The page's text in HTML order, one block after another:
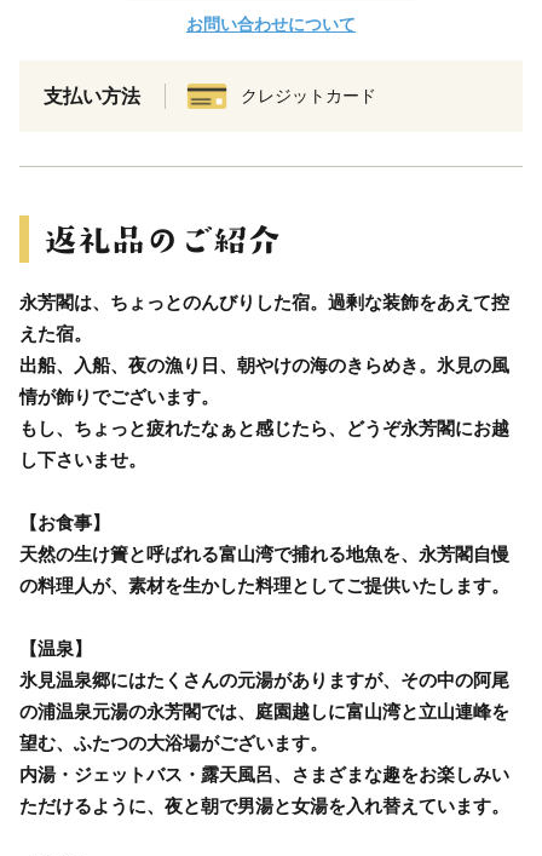
お問い合わせについて
支払い方法 クレジットカード
永芳閣は、ちょっとのんびりした宿。過剰な装飾をあえて控
えた宿。
出船、入船、夜の漁り日、朝やけの海のきらめき。氷見の風
情が飾りでございます。
もし、ちょっと疲れたなぁと感じたら、どうぞ永芳閣にお越
し下さいませ。
【お食事】
天然の生け簀と呼ばれる富山湾で捕れる地魚を、永芳閣自慢
の料理人が、素材を生かした料理としてご提供いたします。
【温泉】
氷見温泉郷にはたくさんの元湯がありますが、その中の阿尾
の浦温泉元湯の永芳閣では、庭園越しに富山湾と立山連峰を
望む、ふたつの大浴場がございます。
内湯・ジェットバス・露天風呂、さまざまな趣をお楽しみい
ただけるように、夜と朝で男湯と女湯を入れ替えています。